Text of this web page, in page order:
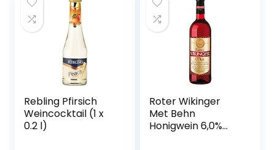
Rebling Pfirsich
Weincocktail (1 x
0.2 l)
Roter Wikinger
Met Behn
Honigwein 6,0%